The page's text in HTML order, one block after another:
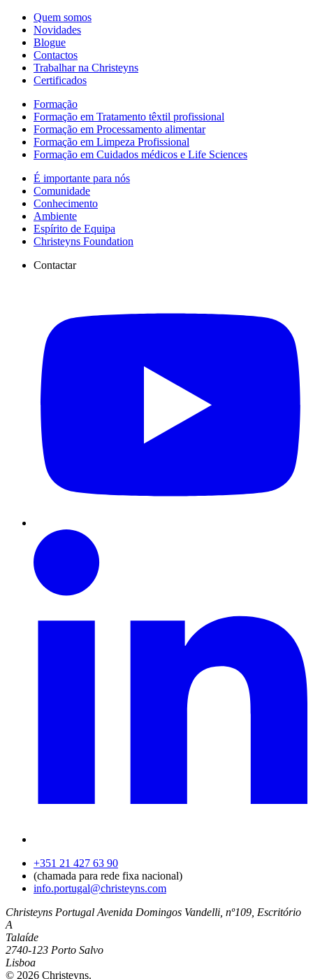
Quem somos
Novidades
Blogue
Contactos
Trabalhar na Christeyns
Certificados
Formação
Formação em Tratamento têxtil profissional
Formação em Processamento alimentar
Formação em Limpeza Profissional
Formação em Cuidados médicos e Life Sciences
É importante para nós
Comunidade
Conhecimento
Ambiente
Espírito de Equipa
Christeyns Foundation
Contactar
+351 21 427 63 90
(chamada para rede fixa nacional)
info.portugal@christeyns.com
Christeyns Portugal Avenida Domingos Vandelli, nº109, Escritório
A
Talaíde
2740-123 Porto Salvo
Lisboa
© 2026 Christeyns.